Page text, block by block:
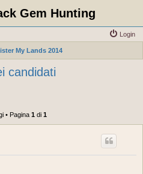
Gem Hunting
Login
My Lands 2014
candidati
• Pagina 1 di 1